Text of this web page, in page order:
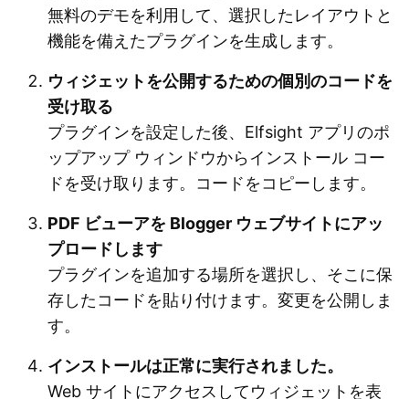
無料のデモを利用して、選択したレイアウトと
機能を備えたプラグインを生成します。
ウィジェットを公開するための個別のコードを
受け取る
プラグインを設定した後、Elfsight アプリのポ
ップアップ ウィンドウからインストール コー
ドを受け取ります。コードをコピーします。
PDF ビューアを Blogger ウェブサイトにアッ
プロードします
プラグインを追加する場所を選択し、そこに保
存したコードを貼り付けます。変更を公開しま
す。
インストールは正常に実行されました。
Web サイトにアクセスしてウィジェットを表